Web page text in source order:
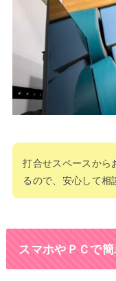
打合せスペースから
るので、安心して相
スマホやＰＣで簡